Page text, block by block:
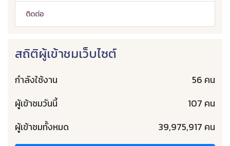
ติดต่อ
สถิติผู้เข้าชมเว็บไซต์
กำลังใช้งาน
56 คน
ผู้เข้าชมวันนี้
107 คน
ผู้เข้าชมทั้งหมด
39,975,917 คน